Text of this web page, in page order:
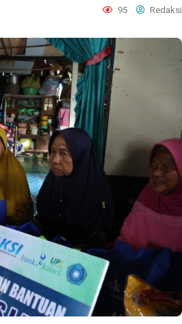
95 Redaksi